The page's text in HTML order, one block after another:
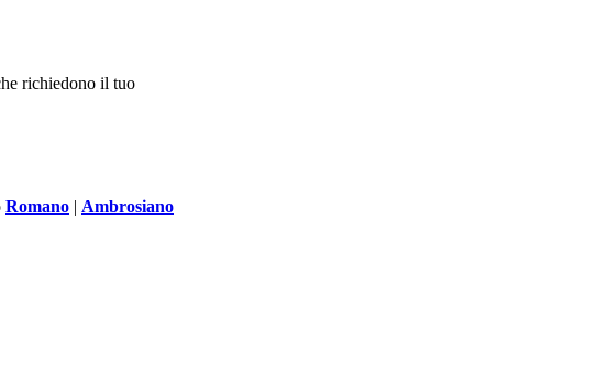
richiedono il tuo
Romano | Ambrosiano